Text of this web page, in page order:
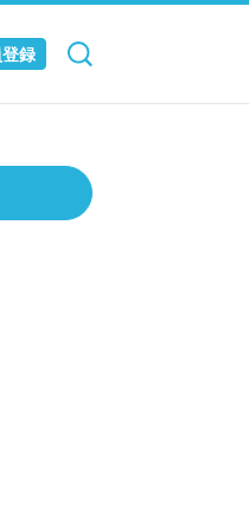
録
キャンセル